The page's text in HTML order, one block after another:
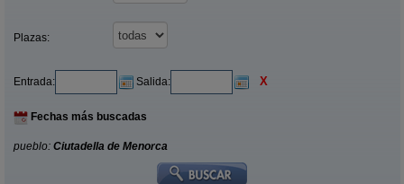
Plazas:
Entrada: Salida: X
Fechas más buscadas
pueblo: Ciutadella de Menorca